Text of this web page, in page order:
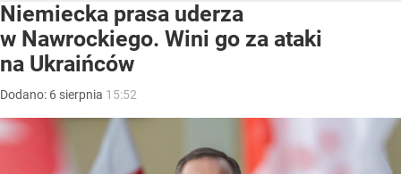
Niemiecka prasa uderza
w Nawrockiego. Wini go za ataki
na Ukraińców
Dodano: 6 sierpnia 15:52